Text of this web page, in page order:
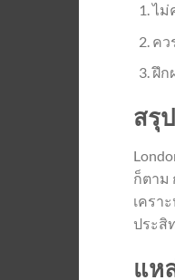
ไม่
คว
ฝึก
สรุป
ก็ตาม
เครา
ประสิ
แห